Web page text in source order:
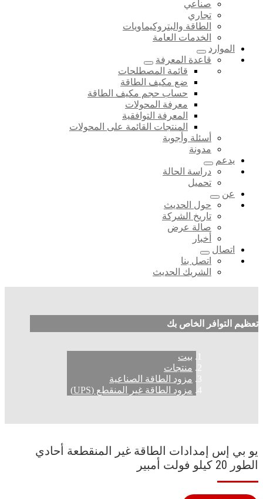
صناعي
تجاري
الطاقة والبتروكيماويات
الخدمات العامة
الموارد
قاعدة المعرفة
قائمة المصطلحات
ضع مكيف الطاقة
حساب حجم مكيف الطاقة
معرفة المحولات
المعرفة التوافقية
المنتجات القائمة على المحولات
أسئلة وأجوبة
مدونة
يدعم
دراسة الحالة
تحميل
عن
حول الحديث
تاريخ الشركة
صالة عرض
أخبار
اتصال
اتصل بنا
الشريك الحديث
تعظيم التوافر الخاص بك
بيت
منتجات
مزود الطاقة الصناعية
مزود الطاقة غير المنقطع (UPS)
يو بي إس إمدادات الطاقة غير المنقطعة أحادي
الطور 20 كيلو فولت أمبير